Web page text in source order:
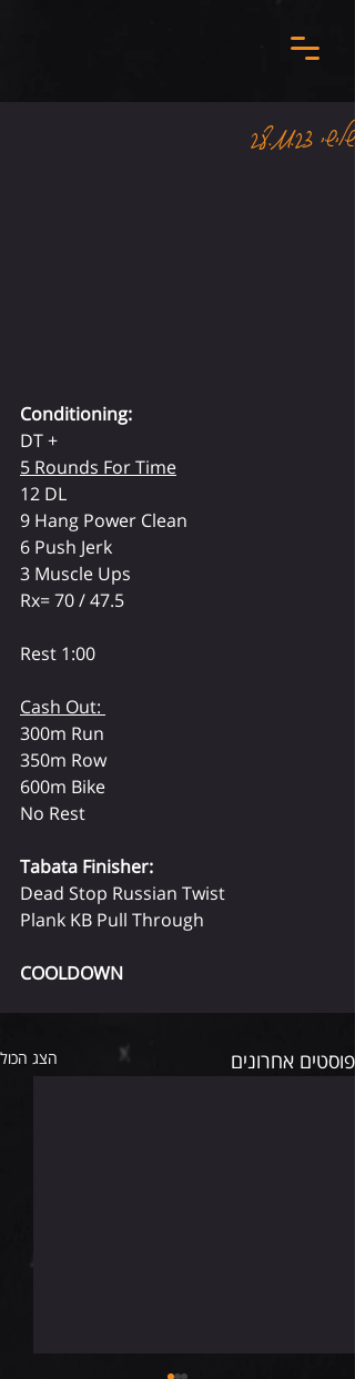
שלישי 28.11.23
Conditioning:
DT +
5 Rounds For Time
12 DL
9 Hang Power Clean
6 Push Jerk
3 Muscle Ups
Rx= 70 / 47.5
Rest 1:00
Cash Out:
300m Run
350m Row
600m Bike
No Rest
Tabata Finisher:
Dead Stop Russian Twist
Plank KB Pull Through
COOLDOWN
פוסטים אחרונים הצג הכול